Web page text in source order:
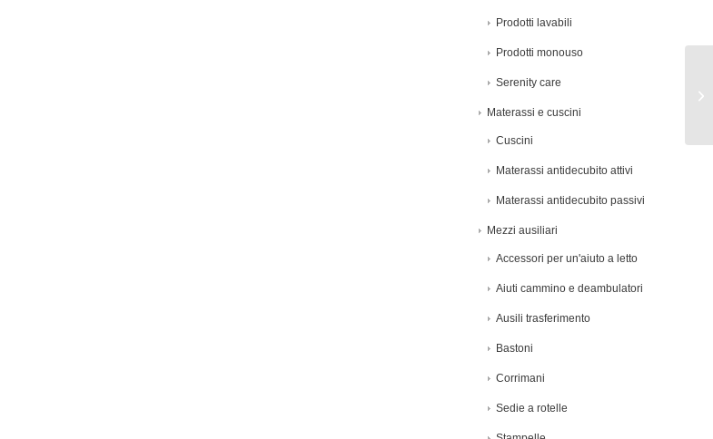
Prodotti lavabili
Prodotti monouso
Serenity care
Materassi e cuscini
Cuscini
Materassi antidecubito attivi
Materassi antidecubito passivi
Mezzi ausiliari
Accessori per un'aiuto a letto
Aiuti cammino e deambulatori
Ausili trasferimento
Bastoni
Corrimani
Sedie a rotelle